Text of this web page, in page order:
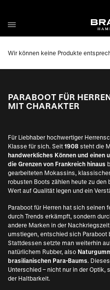
Wir können keine Produkte
PARABOOT FÜR
MIT CHARAKTER
Für Liebhaber hochwertiger
Klasse für sich. Seit 1908 steht die
handwerkliches Können und einen
die Grenzen von Frankreich hinaus
gearbeiteten Mokassins,
robusten Boots zählen heute zu
Wert auf Qualität legen und ein
Paraboot für Herren hat sich seinen
durch Trends erkämpft, sondern
andere Marken in der
umstiegen, entschied sich Paraboot
Stattdessen setzte man weiterhin
natürlichem Rubber, also
brasilianischen Para-Baums.
Unterschied – nicht nur in der Optik,
der Haltbarkeit.